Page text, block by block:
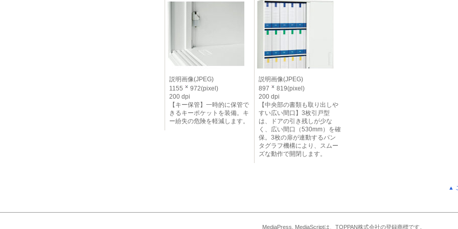
説明画像(JPEG)
1155
972(pixel)
200 dpi
【キー保管】一時的に保管で
きるキーポケットを装備。キ
ー紛失の危険を軽減します。
説明画像(JPEG)
897
819(pixel)
200 dpi
【中央部の書類も取り出しや
すい広い間口】3枚引戸型
は、ドアの引き残しが少な
く、広い間口（530mm）を確
保。3枚の扉が連動するパン
タグラフ機構により、スムー
ズな動作で開閉します。
▲
MediaPress, MediaScriptは、TOPPAN株式会社の登録商標です。